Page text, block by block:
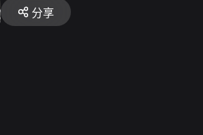
分享